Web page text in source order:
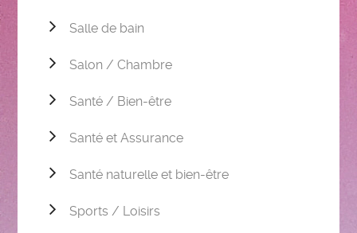
Salle de bain
Salon / Chambre
Santé / Bien-être
Santé et Assurance
Santé naturelle et bien-être
Sports / Loisirs